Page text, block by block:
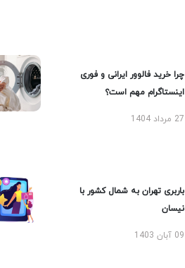
چرا خرید فالوور ایرانی و فوری
اینستاگرام مهم است؟
27 مرداد 1404
باربری تهران به شمال کشور با
نیسان
09 آبان 1403